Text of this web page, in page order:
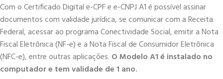
Com o Certificado Digital e-CPF e e-CNPJ A1 é possível assinar
documentos com validade jurídica, se comunicar com a Receita
Federal, acessar ao programa Conectividade Social, emitir a Nota
Fiscal Eletrônica (NF-e) e a Nota Fiscal de Consumidor Eletrônica
(NFC-e), entre outras aplicações. O Modelo A1 é instalado no
computador e tem validade de 1 ano.